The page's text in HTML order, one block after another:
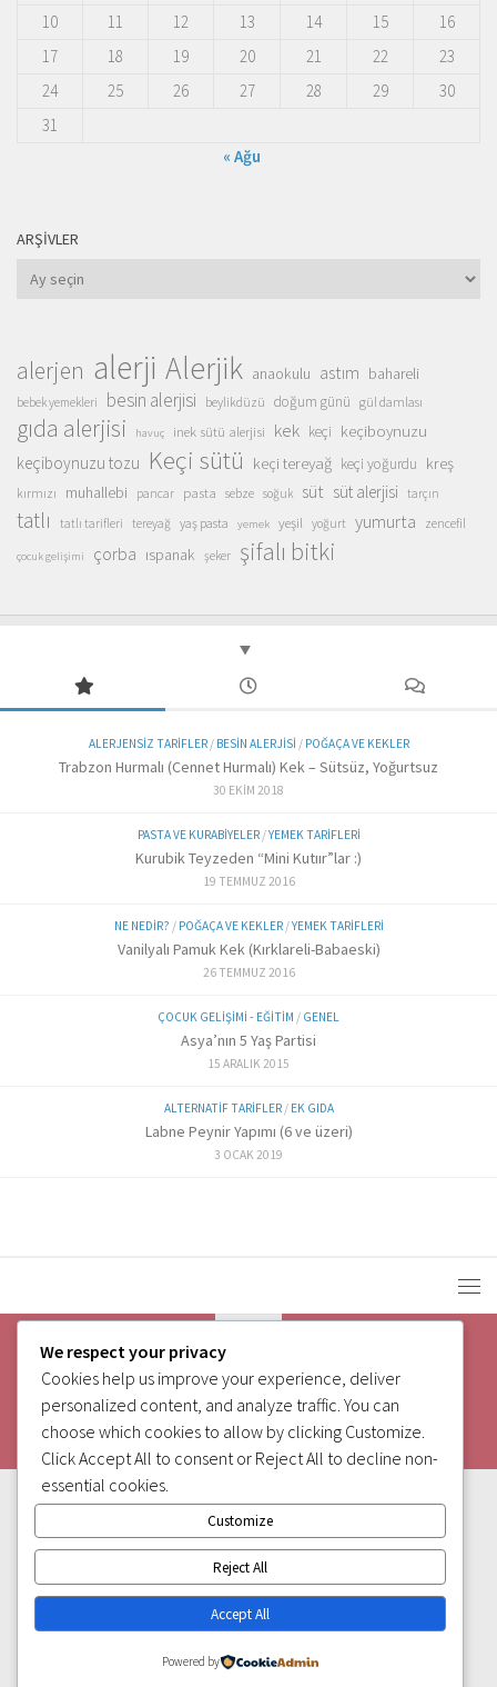
10
11 12 13 14 15
16
17
18 19 20 21 22
23
24
25 26 27 28 29
30
31
« Ağu
ARŞIVLER
Arşivler
alerjen alerji Alerjik anaokulu astım bahareli
bebek yemekleri besin alerjisi beylikdüzü doğum günü gül damlası
gıda alerjisi havuç inek sütü alerjisi kek keçi keçiboynuzu
keçiboynuzu tozu Keçi sütü keçi tereyağ keçi yoğurdu kreş
kırmızı muhallebi pancar pasta sebze soğuk süt süt alerjisi tarçın
tatlı tatlı tarifleri tereyağ yaş pasta yemek yeşil yoğurt yumurta zencefil
çocuk gelişimi çorba ıspanak şeker şifalı bitki
ALERJENSIZ TARIFLER/ BESIN ALERJISI / POĞAÇA VE KEKLER
Trabzon Hurmalı (Cennet Hurmalı) Kek – Sütsüz, Yoğurtsuz
30 EKIM 2018
PASTA VE KURABIYELER/YEMEK TARIFLERI
Kurubik Teyzeden “Mini Kutıır”lar :)
19 TEMMUZ 2016
NE NEDIR? / POĞAÇA VE KEKLER/YEMEK TARIFLERI
Vanilyalı Pamuk Kek (Kırklareli-Babaeski)
26 TEMMUZ 2016
ÇOCUK GELIŞIMI - EĞITIM / GENEL
Asya’nın 5 Yaş Partisi
15 ARALIK 2015
ALTERNATIF TARIFLER/ EK GIDA
Labne Peynir Yapımı (6 ve üzeri)
3 OCAK 2019
We respect your privacy
Cookies help us improve your experience, deliver
personalized content, and analyze traffic. You can
choose which cookies to allow by clicking Customize
ClickAccept All to consent or Reject All to decline non-
essential cookies.
Customize
Reject All
Accept All
Powered by